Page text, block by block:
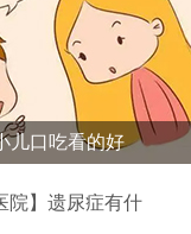
儿口吃看的好
院】遗尿症有什